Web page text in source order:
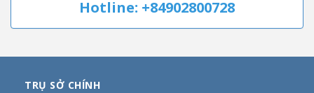
Hotline: +84902800728
TRỤ SỞ CHÍNH